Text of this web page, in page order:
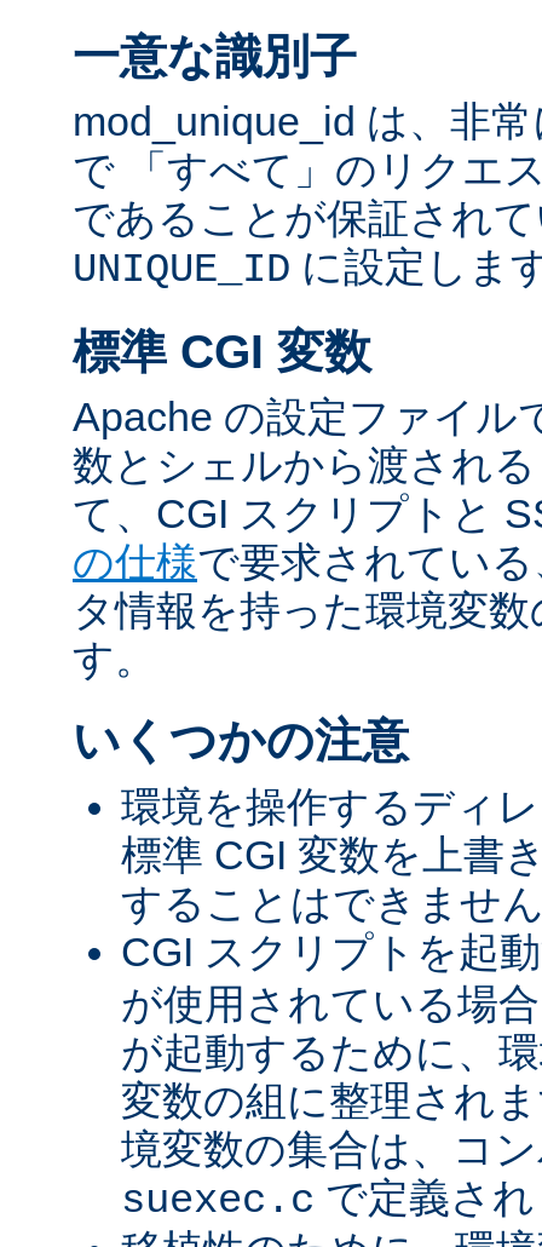
一意な識別子
mod_unique_id は、非
で 「すべて」のリクエ
であることが保証され
UNIQUE_ID に設定しま
標準 CGI 変数
Apache の設定ファイル
数とシェルから渡され
て、CGI スクリプトと
の仕様で要求されてい
タ情報を持った環境変
す。
いくつかの注意
環境を操作するディ
標準 CGI 変数を上書
することはできませ
CGI スクリプトを起
が使用されている場
が起動するために、
変数の組に整理され
境変数の集合は、コ
suexec.c で定義さ